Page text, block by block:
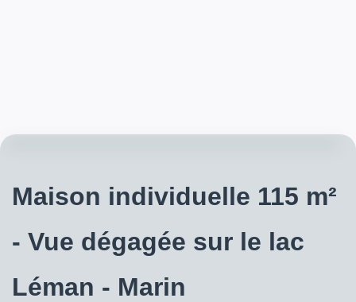
Maison individuelle 115 m²
- Vue dégagée sur le lac
Léman - Marin